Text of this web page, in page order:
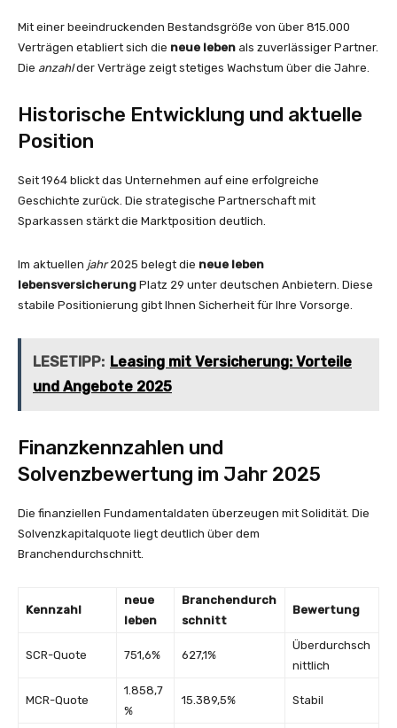
Mit einer beeindruckenden Bestandsgröße von über 815.000
Verträgen etabliert sich die neue leben als zuverlässiger Partner.
Die anzahlder Verträge zeigt stetiges Wachstum über die Jahre.
Historische Entwicklung und aktuelle
Position
Seit 1964 blickt das Unternehmen auf eine erfolgreiche
Geschichte zurück. Die strategische Partnerschaft mit
Sparkassen stärkt die Marktposition deutlich.
Im aktuellen jahr2025 belegt die neue leben
lebensversicherung Platz 29 unter deutschen Anbietern. Diese
stabile Positionierung gibt Ihnen Sicherheit für Ihre Vorsorge.
LESETIPP: Leasing mit Versicherung: Vorteile
und Angebote 2025
Finanzkennzahlen und
Solvenzbewertung im Jahr 2025
Die finanziellen Fundamentaldaten überzeugen mit Solidität. Die
Solvenzkapitalquote liegt deutlich über dem
Branchendurchschnitt.
Kennzahl
neue
leben
Branchendurch
schnitt
Bewertung
SCR-Quote 751,6% 627,1%
Überdurchsch
nittlich
MCR-Quote
1.858,7
%
15.389,5% Stabil